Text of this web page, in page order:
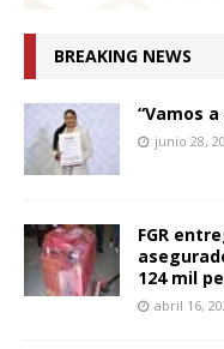
BREAKING NEWS
“Vamos
junio 28,
FGR
124 mil
abril 16,